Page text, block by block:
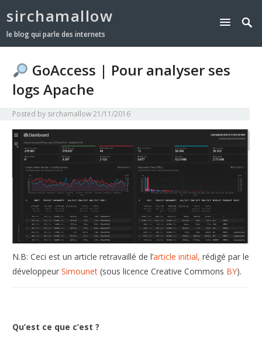
sirchamallow
le blog qui parle des internets
GoAccess | Pour analyser ses
logs Apache
Posted by sirchamallow21/11/2016
N.B: Ceci est un article retravaillé de l’article initial, rédigé par le
développeurSimounet (sous licence Creative Commons BY).
Qu’est ce que c’est ?